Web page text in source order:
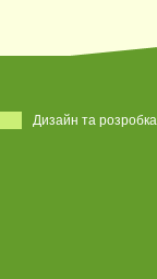
Дизайн та